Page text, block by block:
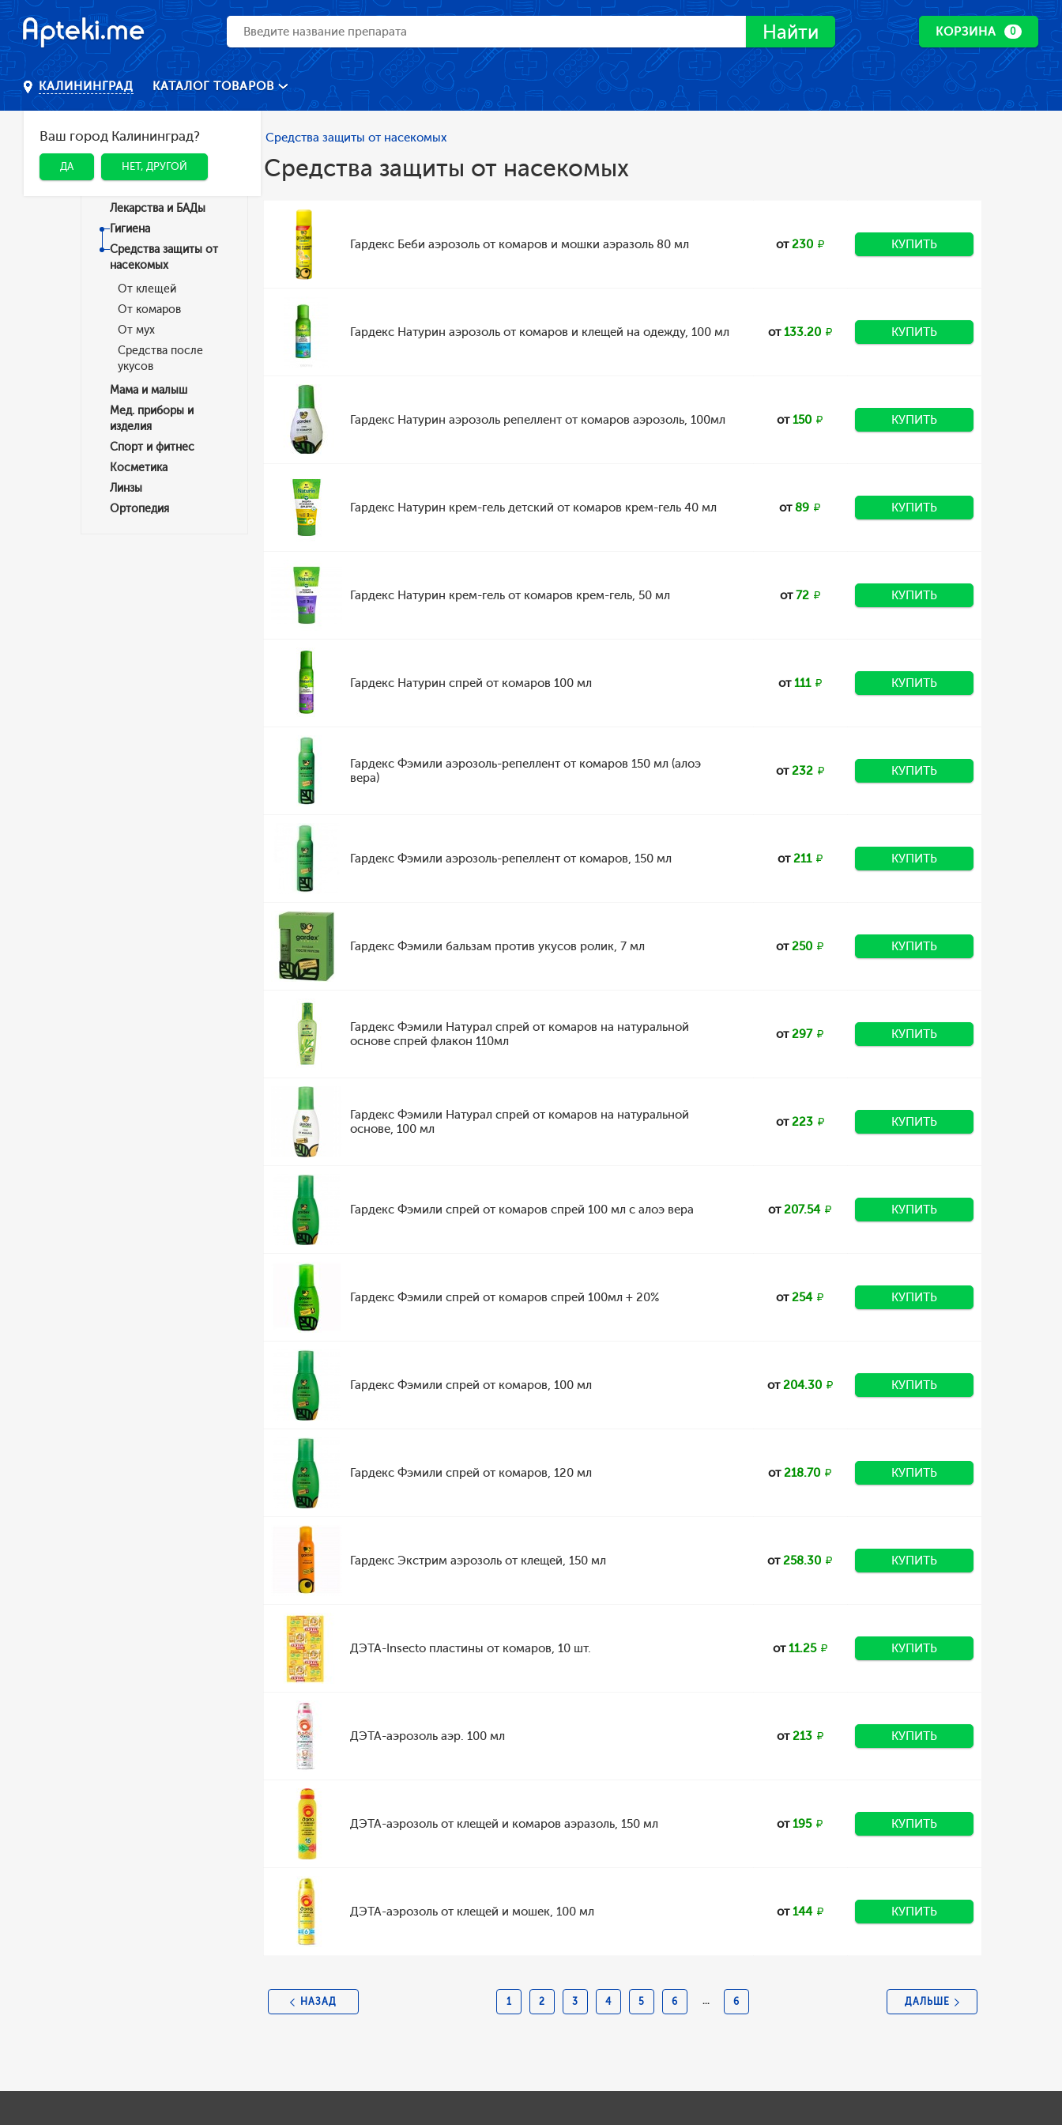
Найти КОРЗИНА 0
КАЛИНИНГРАД
Ваш город Калининград?
ДА НЕТ, ДРУГОЙ
КАТАЛОГ ТОВАРОВ
Главная Каталог Средства защиты от насекомых
Категории
Лекарства и БАДы
Гигиена
Средства защиты от
насекомых
От клещей
От комаров
От мух
Средства после
укусов
Мама и малыш
Мед. приборы и
изделия
Спорт и фитнес
Косметика
Линзы
Ортопедия
Средства защиты от насекомых
Гардекс Беби аэрозоль от комаров и мошки аэразоль 80 мл от230 КУПИТЬ
Гардекс Натурин аэрозоль от комаров и клещей на одежду, 100 мл от133.20 КУПИТЬ
Гардекс Натурин аэрозоль репеллент от комаров аэрозоль, 100мл от150 КУПИТЬ
Гардекс Натурин крем-гель детский от комаров крем-гель 40 мл от89 КУПИТЬ
Гардекс Натурин крем-гель от комаров крем-гель, 50 мл от72 КУПИТЬ
Гардекс Натурин спрей от комаров 100 мл от111 КУПИТЬ
Гардекс Фэмили аэрозоль-репеллент от комаров 150 мл (алоэ
вера)
от232 КУПИТЬ
Гардекс Фэмили аэрозоль-репеллент от комаров, 150 мл от211 КУПИТЬ
Гардекс Фэмили бальзам против укусов ролик, 7 мл от250 КУПИТЬ
Гардекс Фэмили Натурал спрей от комаров на натуральной
основе спрей флакон 110мл
от297 КУПИТЬ
Гардекс Фэмили Натурал спрей от комаров на натуральной
основе, 100 мл
от223 КУПИТЬ
Гардекс Фэмили спрей от комаров спрей 100 мл с алоэ вера от207.54 КУПИТЬ
Гардекс Фэмили спрей от комаров спрей 100мл + 20% от254 КУПИТЬ
Гардекс Фэмили спрей от комаров, 100 мл от204.30 КУПИТЬ
Гардекс Фэмили спрей от комаров, 120 мл от218.70 КУПИТЬ
Гардекс Экстрим аэрозоль от клещей, 150 мл от258.30 КУПИТЬ
ДЭТА-Insecto пластины от комаров, 10 шт. от11.25 КУПИТЬ
ДЭТА-аэрозоль аэр. 100 мл от213 КУПИТЬ
ДЭТА-аэрозоль от клещей и комаров аэразоль, 150 мл от195 КУПИТЬ
ДЭТА-аэрозоль от клещей и мошек, 100 мл от144 КУПИТЬ
НАЗАД 1 2 3 4 5 6 ... 6 ДАЛЬШЕ